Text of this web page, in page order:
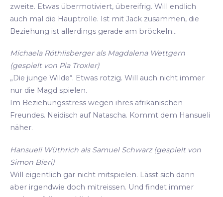
zweite. Etwas übermotiviert, übereifrig. Will endlich
auch mal die Hauptrolle. Ist mit Jack zusammen, die
Beziehung ist allerdings gerade am bröckeln...
Michaela Röthlisberger als Magdalena Wettgern
(gespielt von Pia Troxler)
„Die junge Wilde“. Etwas rotzig. Will auch nicht immer
nur die Magd spielen.
Im Beziehungsstress wegen ihres afrikanischen
Freundes. Neidisch auf Natascha. Kommt dem Hansueli
näher.
Hansueli Wüthrich als Samuel Schwarz (gespielt von
Simon Bieri)
Will eigentlich gar nicht mitspielen. Lässt sich dann
aber irgendwie doch mitreissen. Und findet immer